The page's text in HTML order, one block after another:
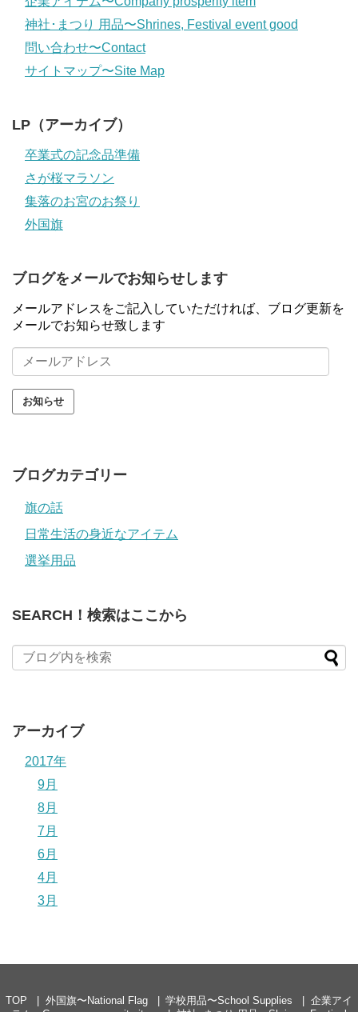
神社･まつり 用品〜Shrines, Festival event good
問い合わせ〜Contact
サイトマップ〜Site Map
LP（アーカイブ）
卒業式の記念品準備
さが桜マラソン
集落のお宮のお祭り
外国旗
ブログをメールでお知らせします
メールアドレスをご記入していただければ、ブログ更新を
メールでお知らせ致します
ー
ル
ア
ブログカテゴリー
旗の話
日常生活の身近なアイテム
選挙用品
SEARCH！検索はここから
アーカイブ
2017年
9月
8月
7月
6月
4月
3月
TOP 外国旗〜National Flag 学校用品〜School Supplies
企業アイ